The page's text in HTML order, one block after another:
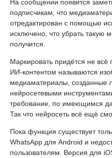
На сообщении появится
подписчикам, что
отредактирован с помощью
исключено, что убрать такую
получится.
Маркировать придётся не
ИИ-контентом называются
медиаматериалы, созданные
нейросетевыми
требование, по имеющимся
Так что нейросеть всё ещё
Пока функция существует
WhatsApp для Android и
пользователям. Версия для